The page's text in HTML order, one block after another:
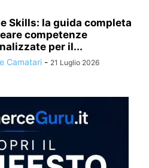
Skills: la guida completa
competenze
per il...
Camatari - 21 Luglio 2026